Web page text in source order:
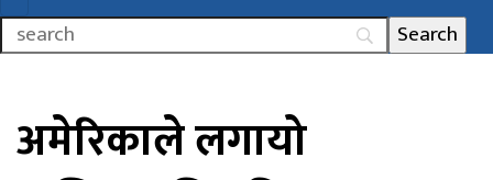
अमेरिकाले लगायो